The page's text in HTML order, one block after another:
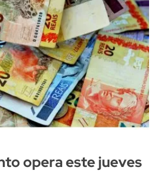
opera este jueves